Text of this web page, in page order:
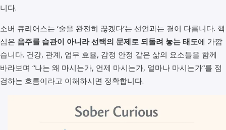
니다.
소버 큐리어스는 ‘술을 완전히 끊겠다’는 선언과는 결이 다릅니다. 핵
심은 음주를 습관이 아니라 선택의 문제로 되돌려 놓는 태도에 가깝
습니다. 건강, 관계, 업무 효율, 감정 안정 같은 삶의 요소들을 함께
바라보며 “나는 왜 마시는가, 언제 마시는가, 얼마나 마시는가”를 점
검하는 흐름이라고 이해하시면 정확합니다.